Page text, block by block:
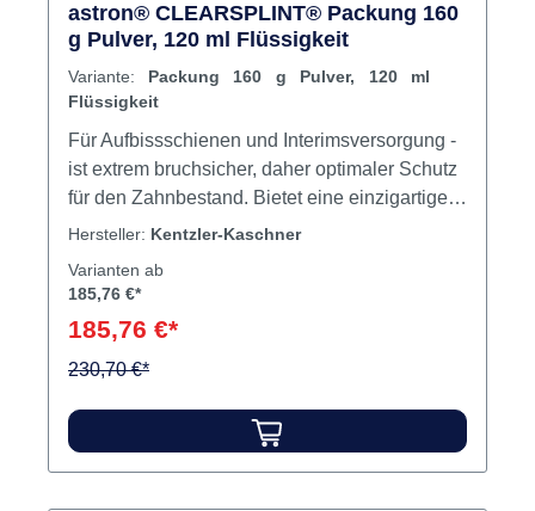
astron® CLEARSPLINT® Packung 160
g Pulver, 120 ml Flüssigkeit
Variante: Packung 160 g Pulver, 120 ml
Flüssigkeit
Für Aufbissschienen und Interimsversorgung -
ist extrem bruchsicher, daher optimaler Schutz
für den Zahnbestand. Bietet eine einzigartige
Flexibilität und bietet damit einen hohen,
da MMA-frei (Restmonomergehalt an MMA = 0)
Ist die beste Lösung für Knirscher (Bruxismus)
und zum Schutz von Implantatversorgungen.
verarbeiten. Selbstadjustierend. Inhalt 160 g
Pulver120 ml Flüssigkeit
Hersteller: Kentzler-Kaschner
Varianten ab
185,76 €*
185,76 €*
230,70 €*